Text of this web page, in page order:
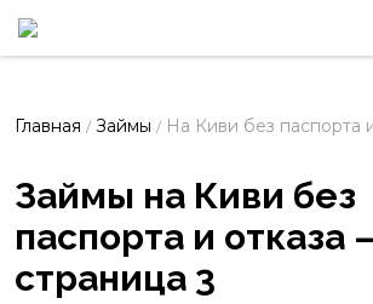
Главная / Займы / На Киви без паспорта
Займы на Киви без
паспорта и отказа
страница 3